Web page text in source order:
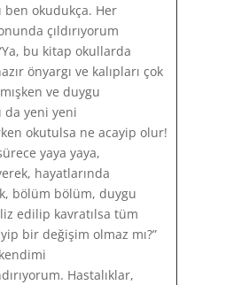
ben okudukça. Her
çıldırıyorum
bu kitap okullarda
önyargı ve kalıpları çok
ve duygu
da yeni yeni
okutulsa ne acayip olur!
yaya yaya,
hayatlarında
bölüm bölüm, duygu
edilip kavratılsa tüm
bir değişim olmaz mı?”
Hastalıklar,